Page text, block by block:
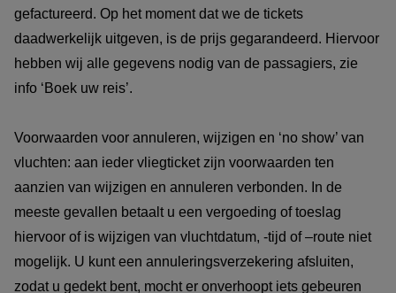
gefactureerd. Op het moment dat we de tickets
daadwerkelijk uitgeven, is de prijs gegarandeerd. Hiervoor
hebben wij alle gegevens nodig van de passagiers, zie
info ‘Boek uw reis’.
Voorwaarden voor annuleren, wijzigen en ‘no show’ van
vluchten: aan ieder vliegticket zijn voorwaarden ten
aanzien van wijzigen en annuleren verbonden. In de
meeste gevallen betaalt u een vergoeding of toeslag
hiervoor of is wijzigen van vluchtdatum, -tijd of –route niet
mogelijk. U kunt een annuleringsverzekering afsluiten,
zodat u gedekt bent, mocht er onverhoopt iets gebeuren